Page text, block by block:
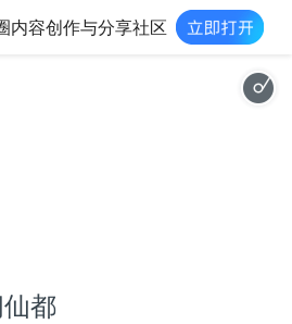
内容创作与分享社区
都
中国